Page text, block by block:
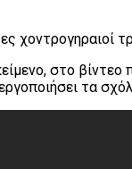
στο
τα